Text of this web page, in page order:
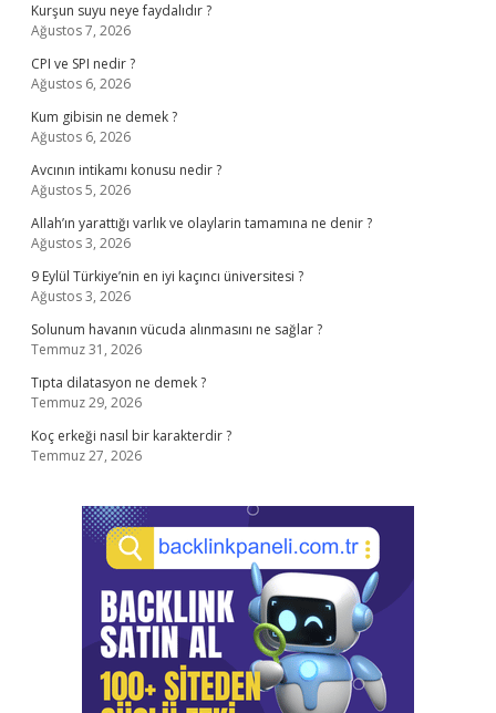
Kurşun suyu neye faydalıdır ?
Ağustos 7, 2026
CPI ve SPI nedir ?
Ağustos 6, 2026
Kum gibisin ne demek ?
Ağustos 6, 2026
Avcının intikamı konusu nedir ?
Ağustos 5, 2026
Allah’ın yarattığı varlık ve olaylarin tamamına ne denir ?
Ağustos 3, 2026
9 Eylül Türkiye’nin en iyi kaçıncı üniversitesi ?
Ağustos 3, 2026
Solunum havanın vücuda alınmasını ne sağlar ?
Temmuz 31, 2026
Tıpta dilatasyon ne demek ?
Temmuz 29, 2026
Koç erkeği nasıl bir karakterdir ?
Temmuz 27, 2026